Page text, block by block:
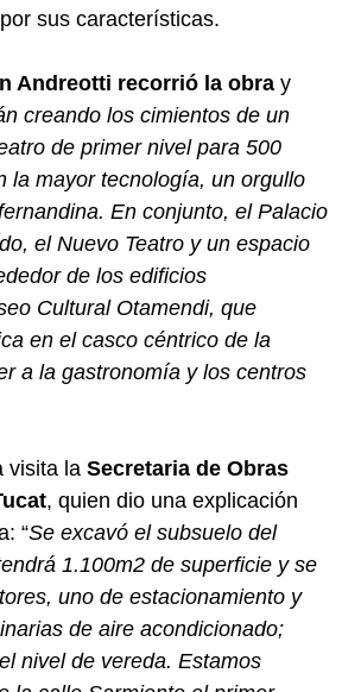
sus características.
Andreotti recorrió la obra y
creando los cimientos de un
de primer nivel para 500
la mayor tecnología, un orgullo
En conjunto, el Palacio
el Nuevo Teatro y un espacio
de los edificios
Cultural Otamendi, que
en el casco céntrico de la
a la gastronomía y los centros
visita la Secretaria de Obras
, quien dio una explicación
“Se excavó el subsuelo del
1.100m2 de superficie y se
uno de estacionamiento y
de aire acondicionado;
nivel de vereda. Estamos